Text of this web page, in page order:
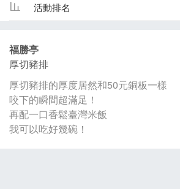
活動排名
福勝亭
厚切豬排
厚切豬排的厚度居然和50元銅板一樣
咬下的瞬間超滿足！
再配一口香鬆臺灣米飯
我可以吃好幾碗！